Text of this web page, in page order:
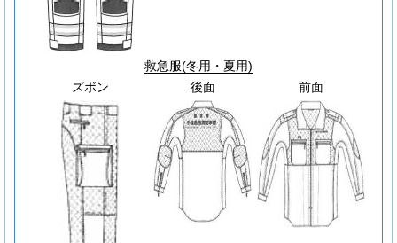
救急服(冬用・夏用)
ズボン
後面 前面